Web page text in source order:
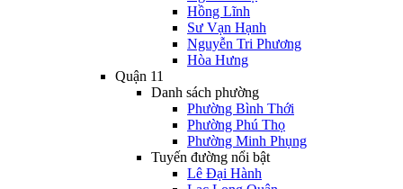
Hồng Lĩnh
Sư Vạn Hạnh
Nguyễn Tri Phương
Hòa Hưng
Quận 11
Danh sách phường
Phường Bình Thới
Phường Phú Thọ
Phường Minh Phụng
Tuyến đường nổi bật
Lê Đại Hành